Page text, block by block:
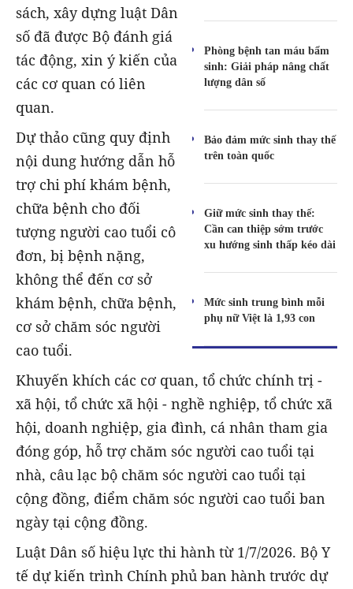
Phòng bệnh tan máu bẩm
sinh: Giải pháp nâng chất
lượng dân số
Bảo đảm mức sinh thay thế
trên toàn quốc
Giữ mức sinh thay thế:
Cần can thiệp sớm trước
xu hướng sinh thấp kéo dài
Mức sinh trung bình mỗi
phụ nữ Việt là 1,93 con
sách, xây dựng luật Dân
số đã được Bộ đánh giá
tác động, xin ý kiến của
các cơ quan có liên
quan.
Dự thảo cũng quy định
nội dung hướng dẫn hỗ
trợ chi phí khám bệnh,
chữa bệnh cho đối
tượng người cao tuổi cô
đơn, bị bệnh nặng,
không thể đến cơ sở
khám bệnh, chữa bệnh,
cơ sở chăm sóc người
cao tuổi.
Khuyến khích các cơ quan, tổ chức chính trị -
xã hội, tổ chức xã hội - nghề nghiệp, tổ chức xã
hội, doanh nghiệp, gia đình, cá nhân tham gia
đóng góp, hỗ trợ chăm sóc người cao tuổi tại
nhà, câu lạc bộ chăm sóc người cao tuổi tại
cộng đồng, điểm chăm sóc người cao tuổi ban
ngày tại cộng đồng.
Luật Dân số hiệu lực thi hành từ 1/7/2026. Bộ Y
tế dự kiến trình Chính phủ ban hành trước dự